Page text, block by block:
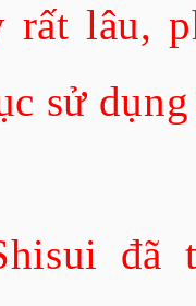
rất lâu,
sử